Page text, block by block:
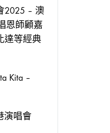
2025 – 澳
恩師顧嘉
達等經典
Kita –
演唱會